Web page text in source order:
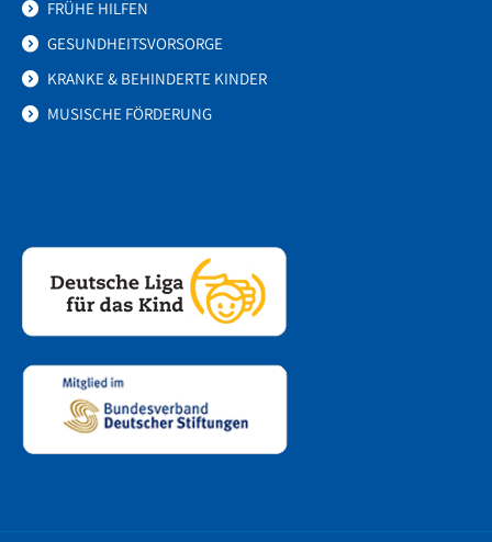
FRÜHE HILFEN
GESUNDHEITSVORSORGE
KRANKE & BEHINDERTE KINDER
MUSISCHE FÖRDERUNG